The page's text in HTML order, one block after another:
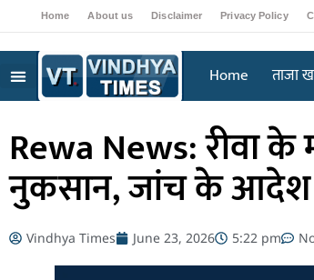
Home About us Disclaimer Privacy Policy
Home ताजा
Rewa News: रीवा के
नुकसान, जांच के आदेश
Vindhya Times June 23, 2026 5:22 pm